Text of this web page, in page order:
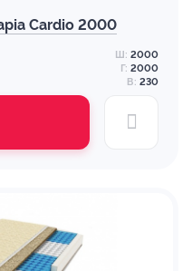
Cardio 2000
Ш: 2000
Г: 2000
В: 230